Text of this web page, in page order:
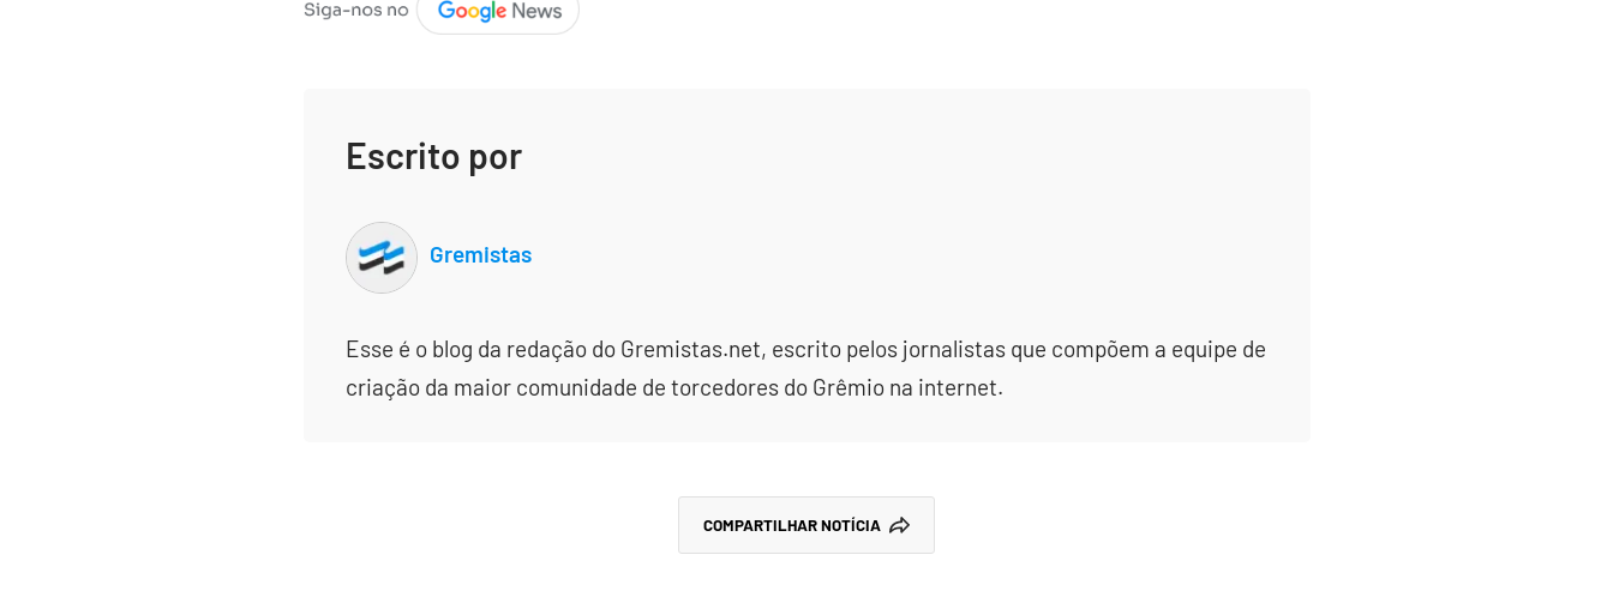
Escrito por
Gremistas
Esse é o blog da redação do Gremistas.net, escrito pelos jornalistas que compõem a equipe de
criação da maior comunidade de torcedores do Grêmio na internet.
COMPARTILHAR NOTÍCIA